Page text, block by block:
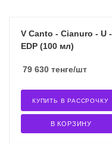
V Canto - Cianuro - U -
EDP (100 мл)
79 630 тенге/шт
В КОРЗИНУ
КУПИТЬ В РАССРОЧКУ